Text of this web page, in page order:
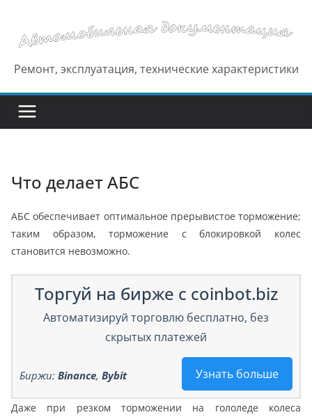
содержимому
Ремонт, эксплуатация, технические характеристики
Что делает АБС
АБС обеспечивает оптимальное прерывистое торможение;
таким образом, торможение с блокировкой колес
становится невозможно.
Торгуй на бирже с coinbot.biz
Автоматизируй торговлю бесплатно, без
скрытых платежей
Узнать больше
Биржи: Binance, Bybit
Даже при резком торможении на гололеде колеса